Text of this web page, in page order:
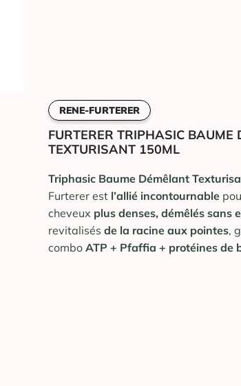
RENE-FURTERER
FURTERER TRIPHASIC BAUME
TEXTURISANT 150ML
Triphasic Baume Démêlant
Furterer est l’allié incontournable
cheveux plus denses, démêlés sans
revitalisésde la racine aux pointes,
comboATP + Pfaffia + protéines de